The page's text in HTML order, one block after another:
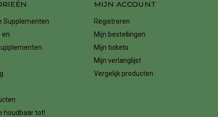
Supplementen
en
houdbaar tot!
MIJN ACCOUNT
Registreren
Mijn bestellingen
Mijn tickets
Mijn verlanglijst
Vergelijk producten